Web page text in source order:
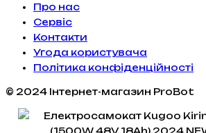
Про нас
Сервiс
Контакти
Угода користувача
Політика конфіденційності
© 2024 Інтернет-магазин ProBot